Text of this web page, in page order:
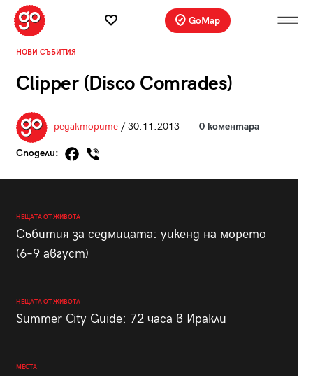
GoMap
НОВИ СЪБИТИЯ
Clipper (Disco Comrades)
редакторите/ 30.11.2013 0 коментара
Сподели:
НЕЩАТА ОТ ЖИВОТА
Събития за седмицата: уикенд на морето
(6–9 август)
НЕЩАТА ОТ ЖИВОТА
Summer City Guide: 72 часа в Иракли
МЕСТА